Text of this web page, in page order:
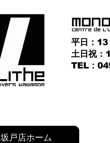
平日：
土日祝：
​TEL：
坂戸店ホーム